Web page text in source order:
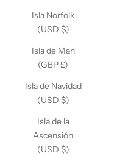
Isla Norfolk
(USD $)
Isla de Man
(GBP £)
Isla de Navidad
(USD $)
Isla de la
Ascensión
(USD $)